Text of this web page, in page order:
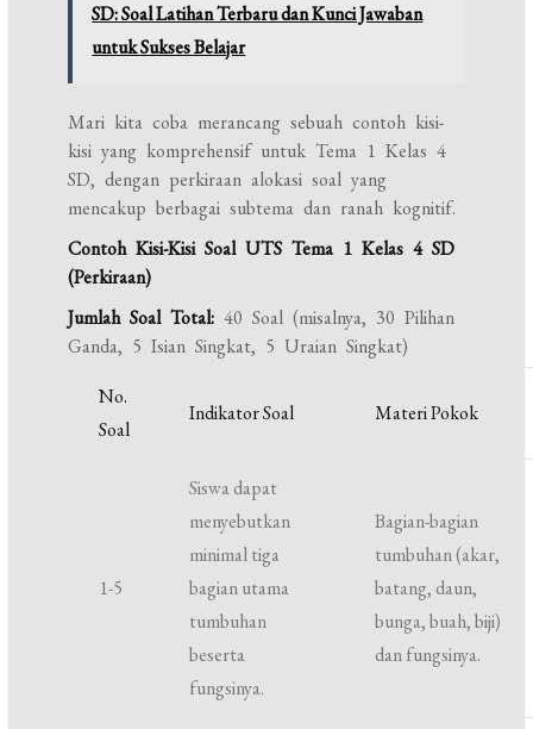
SD: Soal Latihan Terbaru dan Kunci Jawaban
untuk Sukses Belajar
Mari kita coba merancang sebuah contoh kisi-
kisi yang komprehensif untuk Tema 1 Kelas 4
SD, dengan perkiraan alokasi soal yang
mencakup berbagai subtema dan ranah kognitif.
Contoh Kisi-Kisi Soal UTS Tema 1 Kelas 4 SD
(Perkiraan)
Jumlah Soal Total: 40 Soal (misalnya, 30 Pilihan
Ganda, 5 Isian Singkat, 5 Uraian Singkat)
No.
Soal
Indikator Soal Materi Pokok
1-5
Siswa dapat
menyebutkan
minimal tiga
bagian utama
tumbuhan
beserta
fungsinya.
Bagian-bagian
tumbuhan (akar,
batang, daun,
bunga, buah, biji)
dan fungsinya.